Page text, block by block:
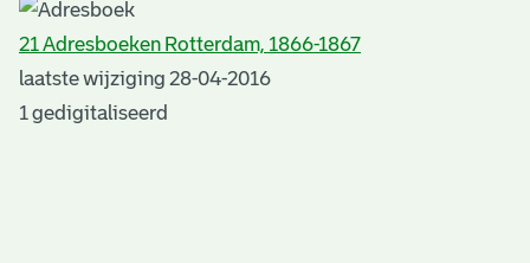
21 Adresboeken Rotterdam, 1866-1867
laatste wijziging 28-04-2016
1 gedigitaliseerd